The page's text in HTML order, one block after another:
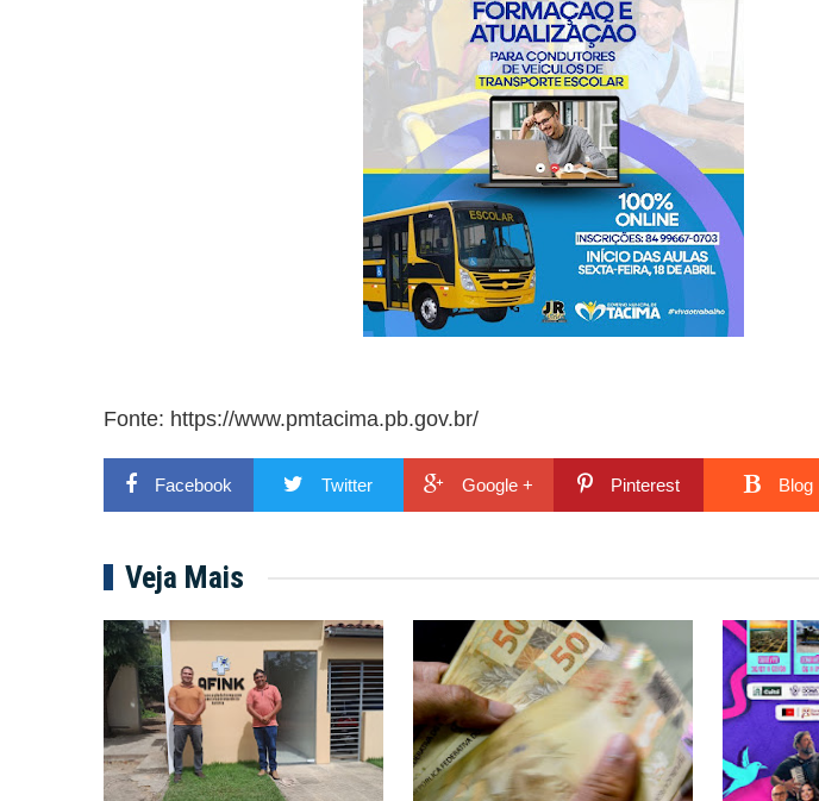
Fonte: https://www.pmtacima.pb.gov.br/
Facebook Twitter Google + Pinterest Blog
Veja Mais